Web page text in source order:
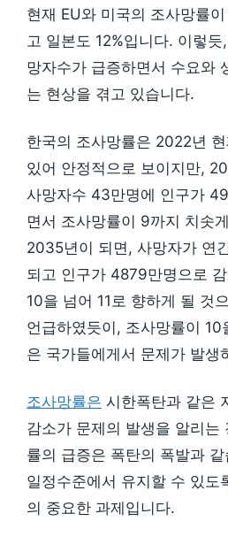
현재 EU와 미국의 조사망률
고 일본도 12%입니다. 이렇
망자수가 급증하면서 수요와
는 현상을 겪고 있습니다.
한국의 조사망률은 2022년 현
있어 안정적으로 보이지만,
사망자수 43만명에 인구가
면서 조사망률이 9까지 치솟
2035년이 되면, 사망자가 연
되고 인구가 4879만명으로
10을 넘어 11로 향하게 될 것
언급하였듯이, 조사망률이
은 국가들에게서 문제가 발생
조사망률은 시한폭탄과 같은
감소가 문제의 발생을 알리는
률의 급증은 폭탄의 폭발과
일정수준에서 유지할 수 있도
의 중요한 과제입니다.